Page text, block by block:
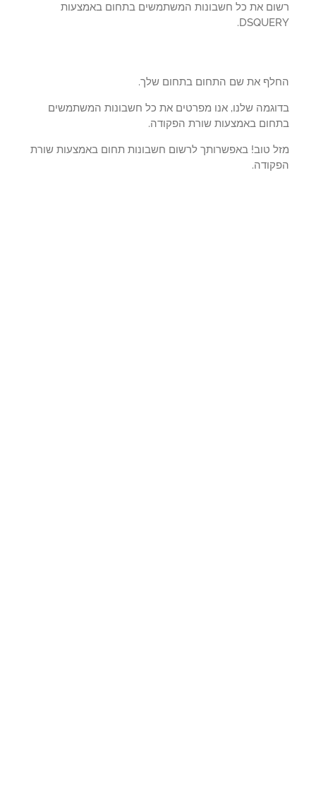
את כל חשבונות המשתמשים בתחום באמצעות
את שם התחום בתחום שלך.
שלנו, אנו מפרטים את כל חשבונות המשתמשים
באמצעות שורת הפקודה.
טוב! באפשרותך לרשום חשבונות תחום באמצעות שורת